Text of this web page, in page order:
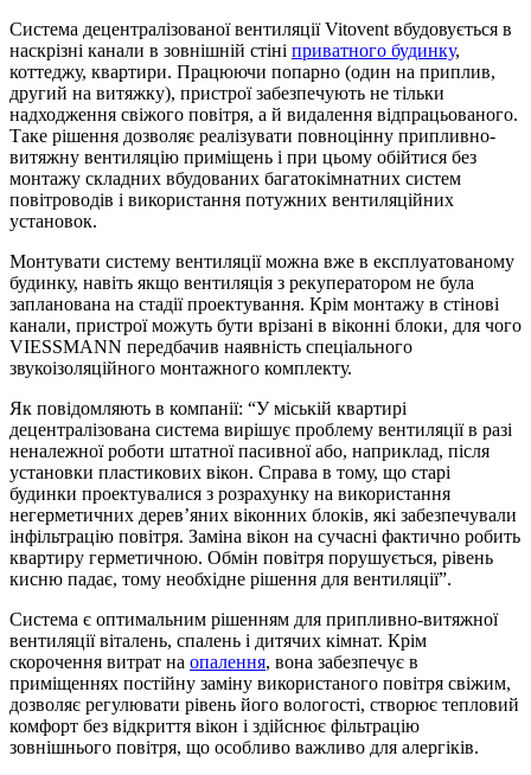
Система децентралізованої вентиляції Vitovent вбудовується в
наскрізні канали в зовнішній стіні приватного будинку,
коттеджу, квартири. Працюючи попарно (один на приплив,
другий на витяжку), пристрої забезпечують не тільки
надходження свіжого повітря, а й видалення відпрацьованого.
Таке рішення дозволяє реалізувати повноцінну припливно-
витяжну вентиляцію приміщень і при цьому обійтися без
монтажу складних вбудованих багатокімнатних систем
повітроводів і використання потужних вентиляційних
установок.
Монтувати систему вентиляції можна вже в експлуатованому
будинку, навіть якщо вентиляція з рекуператором не була
запланована на стадії проектування. Крім монтажу в стінові
канали, пристрої можуть бути врізані в віконні блоки, для чого
VIESSMANN передбачив наявність спеціального
звукоізоляційного монтажного комплекту.
Як повідомляють в компанії: “У міській квартирі
децентралізована система вирішує проблему вентиляції в разі
неналежної роботи штатної пасивної або, наприклад, після
установки пластикових вікон. Справа в тому, що старі
будинки проектувалися з розрахунку на використання
негерметичних дерев’яних віконних блоків, які забезпечували
інфільтрацію повітря. Заміна вікон на сучасні фактично робить
квартиру герметичною. Обмін повітря порушується, рівень
кисню падає, тому необхідне рішення для вентиляції”.
Система є оптимальним рішенням для припливно-витяжної
вентиляції віталень, спалень і дитячих кімнат. Крім
скорочення витрат на опалення, вона забезпечує в
приміщеннях постійну заміну використаного повітря свіжим,
дозволяє регулювати рівень його вологості, створює тепловий
комфорт без відкриття вікон і здійснює фільтрацію
зовнішнього повітря, що особливо важливо для алергіків.